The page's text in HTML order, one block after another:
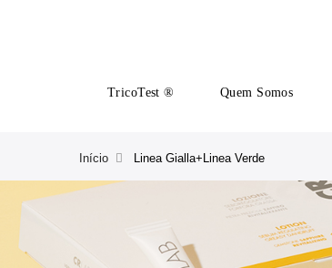
TricoTest ® Quem Somos
Início Linea Gialla+Linea Verde